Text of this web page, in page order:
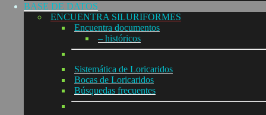
BASE DE DATOS
ENCUENTRA SILURIFORMES
Encuentra documentos
– históricos
Sistemática de Loricaridos
Bocas de Loricaridos
Búsquedas frecuentes